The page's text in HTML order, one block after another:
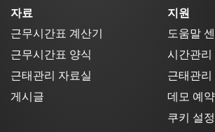
자료
근무시간표 계산기
근무시간표 양식
근태관리 자료실
게시글
지원
도움말
시간관리
근태관리
데모 예약
쿠키 설